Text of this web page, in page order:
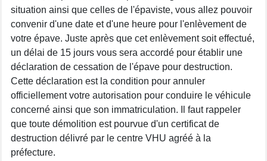
situation ainsi que celles de l'épaviste, vous allez pouvoir
convenir d'une date et d'une heure pour l'enlèvement de
votre épave. Juste après que cet enlèvement soit effectué,
un délai de 15 jours vous sera accordé pour établir une
déclaration de cessation de l'épave pour destruction.
Cette déclaration est la condition pour annuler
officiellement votre autorisation pour conduire le véhicule
concerné ainsi que son immatriculation. Il faut rappeler
que toute démolition est pourvue d'un certificat de
destruction délivré par le centre VHU agréé à la
préfecture.